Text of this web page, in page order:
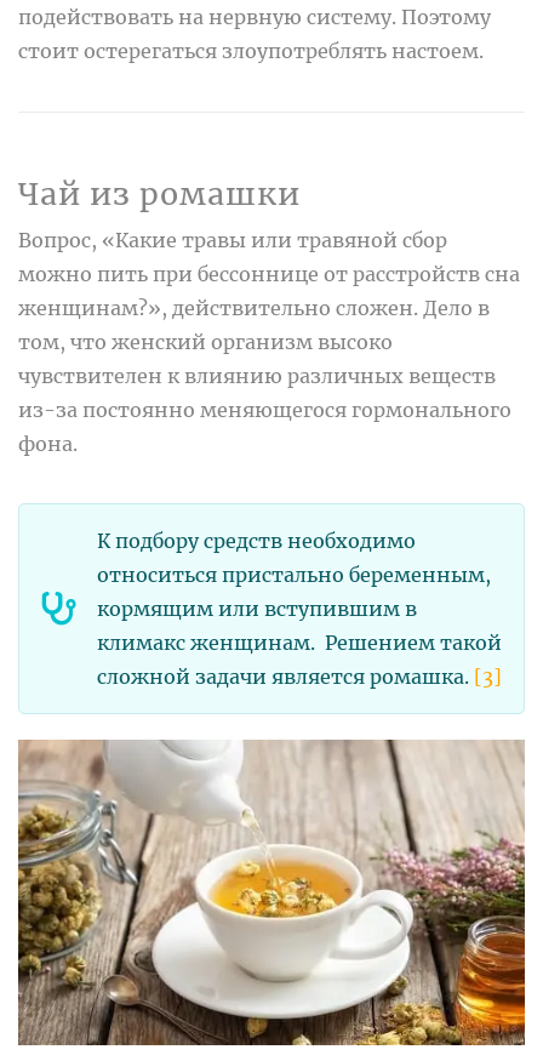
подействовать на нервную систему. Поэтому
стоит остерегаться злоупотреблять настоем.
Чай из ромашки
Вопрос, «Какие травы или травяной сбор
можно пить при бессоннице от расстройств сна
женщинам?», действительно сложен. Дело в
том, что женский организм высоко
чувствителен к влиянию различных веществ
из-за постоянно меняющегося гормонального
фона.
К подбору средств необходимо
относиться пристально беременным,
кормящим или вступившим в
климакс женщинам. Решением такой
сложной задачи является ромашка. [3]